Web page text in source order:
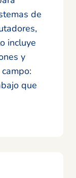
de
incluye
y
que